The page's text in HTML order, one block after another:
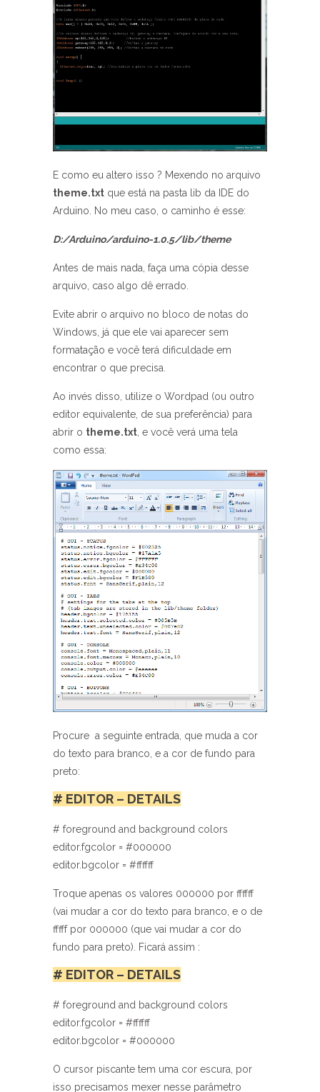
E como eu altero isso ? Mexendo no arquivo
theme.txt que está na pasta lib da IDE do
Arduino. No meu caso, o caminho é esse:
D:/Arduino/arduino-1.0.5/lib/theme
Antes de mais nada, faça uma cópia desse
arquivo, caso algo dê errado.
Evite abrir o arquivo no bloco de notas do
Windows, já que ele vai aparecer sem
formatação e você terá dificuldade em
encontrar o que precisa.
Ao invés disso, utilize o Wordpad (ou outro
editor equivalente, de sua preferência) para
abrir o theme.txt , e você verá uma tela
como essa:
Procure a seguinte entrada, que muda a cor
do texto para branco, e a cor de fundo para
preto:
# EDITOR – DETAILS
# foreground and background colors
editor.fgcolor = #000000
editor.bgcolor = #ffffff
Troque apenas os valores 000000 por ffffff
(vai mudar a cor do texto para branco, e o de
fffff por 000000 (que vai mudar a cor do
fundo para preto). Ficará assim :
# EDITOR – DETAILS
# foreground and background colors
editor.fgcolor = #ffffff
editor.bgcolor = #000000
O cursor piscante tem uma cor escura, por
isso precisamos mexer nesse parâmetro